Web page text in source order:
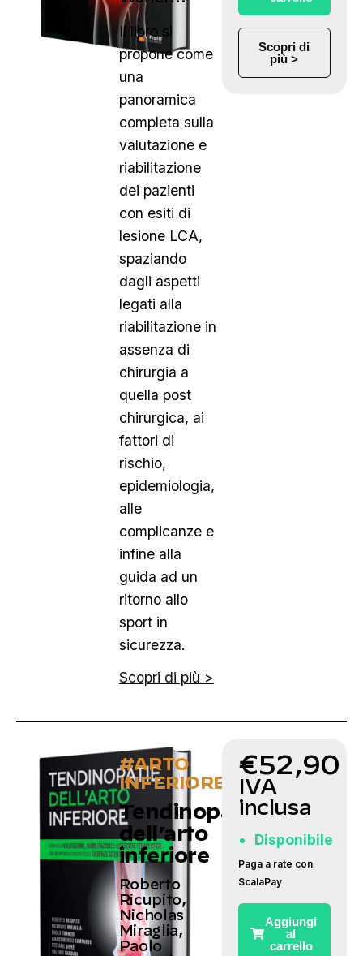
Il libro si
propone come
una
panoramica
completa sulla
valutazione e
riabilitazione
dei pazienti
con esiti di
lesione LCA,
spaziando
dagli aspetti
legati alla
riabilitazione in
assenza di
chirurgia a
quella post
chirurgica, ai
fattori di
rischio,
epidemiologia,
alle
complicanze e
infine alla
guida ad un
ritorno allo
sport in
sicurezza.
Scopri di più >
Scopri di
più >
#ARTO
INFERIORE
Tendinopatie
dell’arto
inferiore
Roberto
Ricupito,
Nicholas
Miraglia,
Paolo
€52,90
IVA
inclusa
Disponibile
Paga a rate con
ScalaPay
Aggiungi
al
carrello